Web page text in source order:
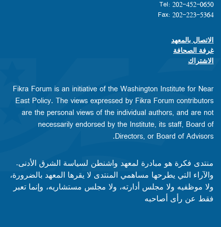
Tel: 202-452-0650
Fax: 202-223-5364
Footer contact links
الاتصال بالمعهد
غرفة الصحافة
الاشتراك
Fikra Forum is an initiative of the Washington Institute for Near
East Policy. The views expressed by Fikra Forum contributors
are the personal views of the individual authors, and are not
necessarily endorsed by the Institute, its staff, Board of
Directors, or Board of Advisors.​​
منتدى فكرة هو مبادرة لمعهد واشنطن لسياسة الشرق الأدنى.
والآراء التي يطرحها مساهمي المنتدى لا يقرها المعهد بالضرورة،
ولا موظفيه ولا مجلس أدارته، ولا مجلس مستشاريه، وإنما تعبر
فقط عن رأى أصاحبه